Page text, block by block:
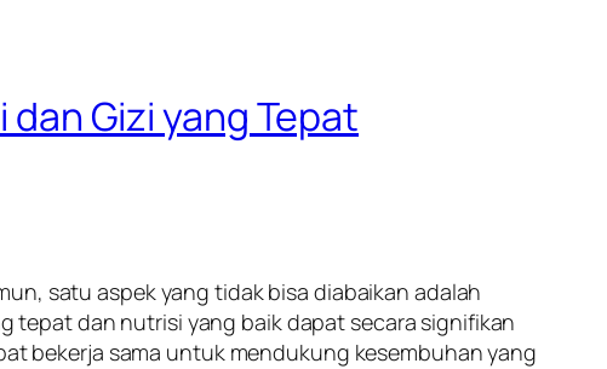
Gizi yang Tepat
satu aspek yang tidak bisa diabaikan adalah
tepat dan nutrisi yang baik dapat secara signifikan
bekerja sama untuk mendukung kesembuhan yang